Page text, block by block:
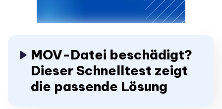
MOV-Datei beschädigt?
Dieser Schnelltest zeigt
die passende Lösung